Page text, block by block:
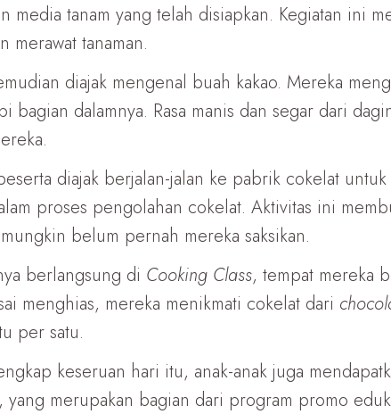
media tanam yang telah disiapkan. Kegiatan ini
merawat tanaman.
diajak mengenal buah kakao. Mereka
bagian dalamnya. Rasa manis dan segar dari
diajak berjalan-jalan ke pabrik cokelat
proses pengolahan cokelat. Aktivitas ini
belum pernah mereka saksikan.
berlangsung di Cooking Class, tempat mereka
menghias, mereka menikmati cokelat dari
per satu.
keseruan hari itu, anak-anak juga
yang merupakan bagian dari program promo